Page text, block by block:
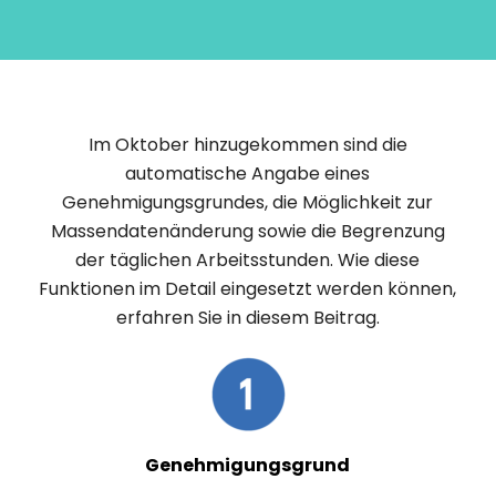
Im Oktober hinzugekommen sind die
automatische Angabe eines
Genehmigungsgrundes, die Möglichkeit zur
Massendatenänderung sowie die Begrenzung
der täglichen Arbeitsstunden. Wie diese
Funktionen im Detail eingesetzt werden können,
erfahren Sie in diesem Beitrag.
Genehmigungsgrund